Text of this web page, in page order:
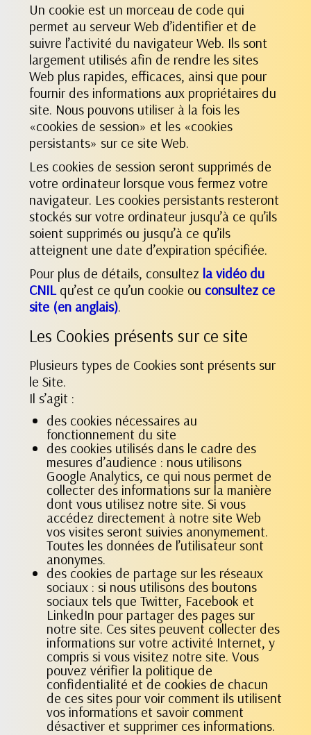
Un cookie est un morceau de code qui
permet au serveur Web d’identifier et de
suivre l’activité du navigateur Web. Ils sont
largement utilisés afin de rendre les sites
Web plus rapides, efficaces, ainsi que pour
fournir des informations aux propriétaires du
site. Nous pouvons utiliser à la fois les
«cookies de session» et les «cookies
persistants» sur ce site Web.
Les cookies de session seront supprimés de
votre ordinateur lorsque vous fermez votre
navigateur. Les cookies persistants resteront
stockés sur votre ordinateur jusqu’à ce qu’ils
soient supprimés ou jusqu’à ce qu’ils
atteignent une date d’expiration spécifiée.
Pour plus de détails, consultez la vidéo du
CNILqu’est ce qu’un cookie ou consultez ce
site (en anglais).
Les Cookies présents sur ce site
Plusieurs types de Cookies sont présents sur
le Site.
Il s’agit :
des cookies nécessaires au
fonctionnement du site
des cookies utilisés dans le cadre des
mesures d’audience : nous utilisons
Google Analytics, ce qui nous permet de
collecter des informations sur la manière
dont vous utilisez notre site. Si vous
accédez directement à notre site Web
vos visites seront suivies anonymement.
Toutes les données de l’utilisateur sont
anonymes.
des cookies de partage sur les réseaux
sociaux : si nous utilisons des boutons
sociaux tels que Twitter, Facebook et
LinkedIn pour partager des pages sur
notre site. Ces sites peuvent collecter des
informations sur votre activité Internet, y
compris si vous visitez notre site. Vous
pouvez vérifier la politique de
confidentialité et de cookies de chacun
de ces sites pour voir comment ils utilisent
vos informations et savoir comment
désactiver et supprimer ces informations.